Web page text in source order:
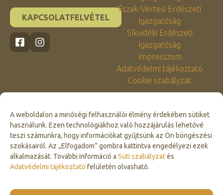
A weboldalon a minőségi felhasználói élmény érdekében sütiket
használunk. Ezen technológiákhoz való hozzájárulás lehetővé
teszi számunkra, hogy információkat gyűjtsünk az Ön böngészési
szokásairól. Az „Elfogadom” gombra kattintva engedélyezi ezek
alkalmazását. További információ a Süti szabályzatés
Adatvédelmi tájékoztató felületén olvasható.
Click to accept marketing cookies and
KAPCSOLATFELVÉTEL
Észak-Vértesi Erdészeti
Igazgatóság
Síkvidéki Erdészeti
Igazgatóság
Impresszum
Adatvédelmi tájékoztató
Cookie szabályzat